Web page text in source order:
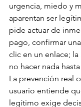
urgencia, miedo y
aparentan ser
pide actuar de
pago, confirmar
clic en un enlace;
no hacer nada
La prevención real
usuario entiende
legítimo exige